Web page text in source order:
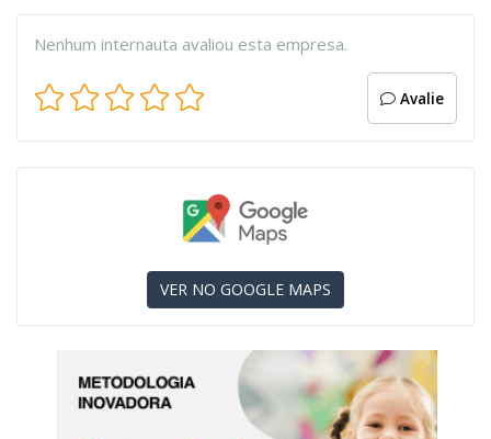
Nenhum internauta avaliou esta empresa.
Avalie
VER NO GOOGLE MAPS